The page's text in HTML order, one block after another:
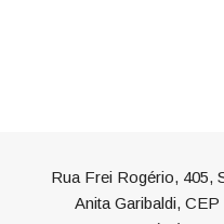
Rua Frei Rogério, 405,
Anita Garibaldi,